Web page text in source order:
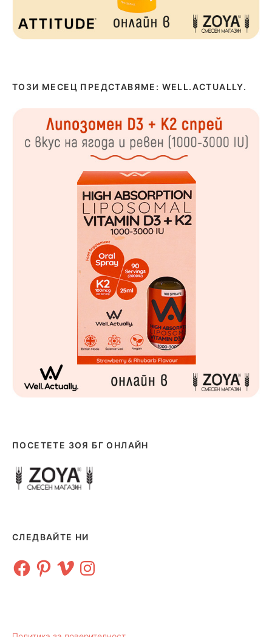
ТОЗИ МЕСЕЦ ПРЕДСТАВЯМЕ: WELL.ACTUALLY.
ПОСЕТЕТЕ ЗОЯ БГ ОНЛАЙН
СЛЕДВАЙТЕ НИ
FacebookPinterest
Vimeo Instagram